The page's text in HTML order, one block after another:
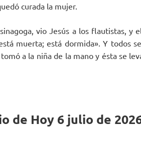
curada la mujer.
vio Jesús a los flautistas, y
muerta; está dormida». Y todos
a la niña de la mano y ésta se
de Hoy 6 julio de